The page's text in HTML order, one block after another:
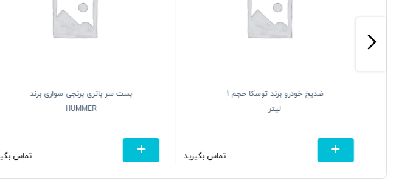
ضدیخ خودرو برند توسکا حجم 1
لیتر
تماس بگیرید
بست سر باتری برنجی سواری برند
HUMMER
تماس